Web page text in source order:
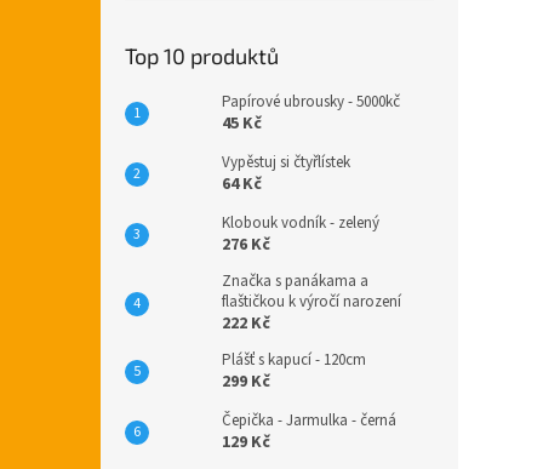
Top 10 produktů
Papírové ubrousky - 5000kč
45 Kč
Vypěstuj si čtyřlístek
64 Kč
Klobouk vodník - zelený
276 Kč
Značka s panákama a
flaštičkou k výročí narození
222 Kč
Plášť s kapucí - 120cm
299 Kč
Čepička - Jarmulka - černá
129 Kč